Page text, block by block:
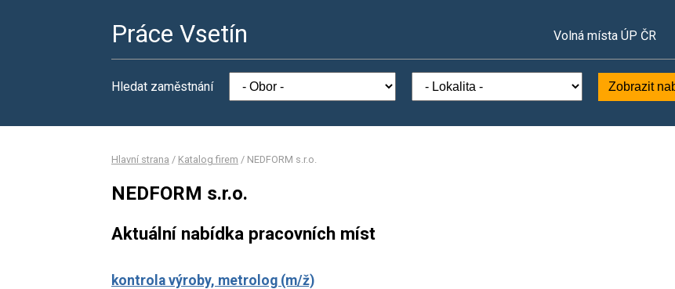
Práce Vsetín Volná místa ÚP ČR
Hledat zaměstnání Zobrazit
Hlavní strana / Katalog firem / NEDFORM s.r.o.
NEDFORM s.r.o.
Aktuální nabídka pracovních míst
kontrola výroby, metrolog (m/ž)